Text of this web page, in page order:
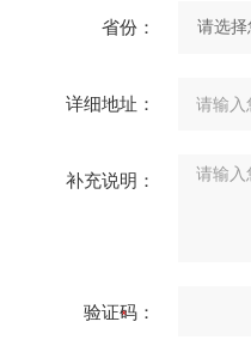
省份：
详细地址：
补充说明：
验证码：